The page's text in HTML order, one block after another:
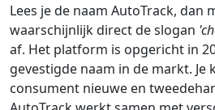
Lees je de naam AutoTrack, dan
waarschijnlijk direct de slogan
af. Het platform is opgericht in
gevestigde naam in de markt. Je
consument nieuwe en